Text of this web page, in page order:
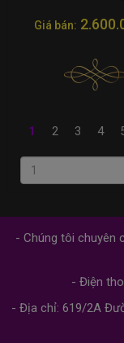
Giá bán:
1 2 3 4
- Chúng tôi chuyên
- Điện
- Địa chỉ: 619/2A